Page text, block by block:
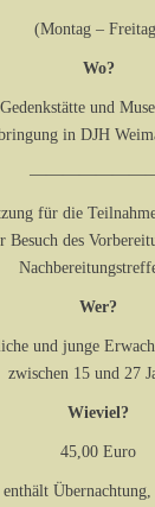
(Montag –
Wo?
und
in DJH
für die
Besuch des
Wer?
und junge
zwischen 15 und 27
Wieviel?
45,00 Euro
Übernachtung,